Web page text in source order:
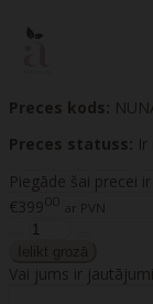
Preces kods:
Preces statuss: Ir
Piegāde šai precei
€39900 ar PVN
Vai jums ir